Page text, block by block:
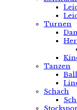
Turnen
Tanzen
Schach